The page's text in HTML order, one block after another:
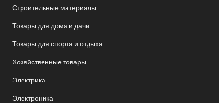
Строительные материалы
Товары для дома и дачи
Товары для спорта и отдыха
Хозяйственные товары
Электрика
Электроника